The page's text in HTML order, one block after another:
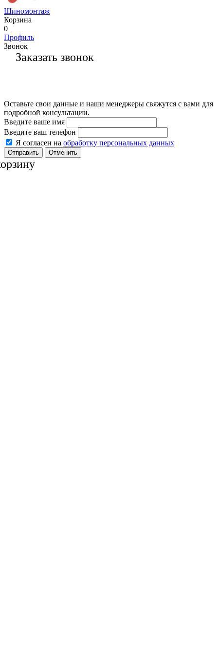
Шиномонтаж
Корзина
0
Профиль
Звонок
Заказать звонок
Оставьте свои данные и наши менеджеры свяжутся с вами для
подробной консультации.
Введите ваше имя
Введите ваш телефон
Я согласен на обработку персональных данных
Отменить